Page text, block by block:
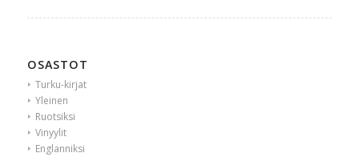
OSASTOT
Turku-kirjat
Yleinen
Ruotsiksi
Vinyylit
Englanniksi